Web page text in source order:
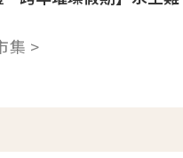
集 >